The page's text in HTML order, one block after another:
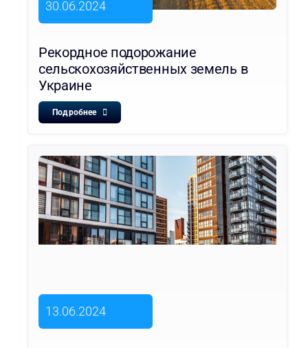
30.06.2024
Рекордное подорожание
сельскохозяйственных земель в
Украине
Подробнее
13.06.2024